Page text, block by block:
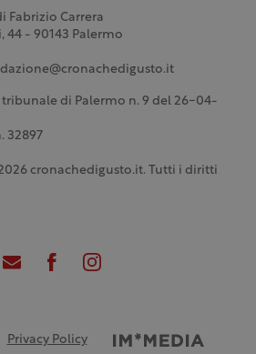
Fabrizio Carrera
44 - 90143 Palermo
di Palermo n. 9 del 26-04-
32897
cronachedigusto.it. Tutti i diritti
Privacy Policy Credits